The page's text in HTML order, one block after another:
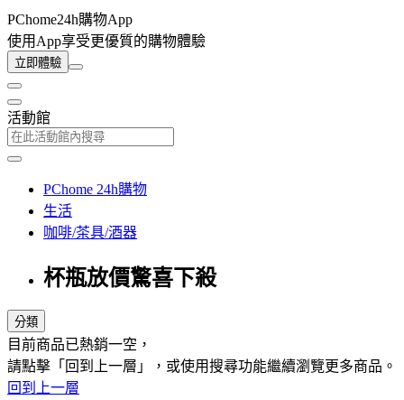
PChome24h購物App
使用App享受更優質的購物體驗
立即體驗
活動館
PChome 24h購物
生活
咖啡/茶具/酒器
杯瓶放價驚喜下殺
分類
目前商品已熱銷一空，
請點擊「回到上一層」，或使用搜尋功能繼續瀏覽更多商品。
回到上一層